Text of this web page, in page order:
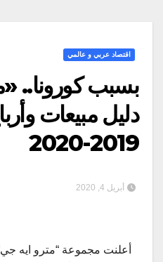
اقتصاد عربي و عالمي
بسبب كورونا..
دليل مبيعات
2019-2020
أبريل 4, 2020
أعلنت مجموعة “مترو ايه جي”